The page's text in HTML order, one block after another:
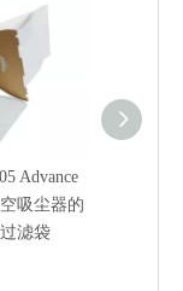
Advance
吸尘器的
滤袋